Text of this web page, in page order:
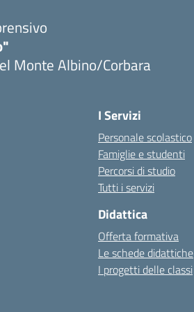
Monte Albino/Corbara
I Servizi
Personale scolastico
Famiglie e studenti
Percorsi di studio
Tutti i servizi
Didattica
Offerta formativa
Le schede didattiche
I progetti delle classi